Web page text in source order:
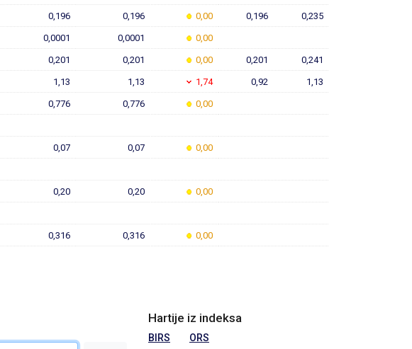
0,196 0,196 0,00 0,196 0,235
0,0001 0,0001 0,00
0,201 0,201 0,00 0,201 0,241
1,13 1,13 1,74 0,92 1,13
0,776 0,776 0,00
0,07 0,07 0,00
0,20 0,20 0,00
0,316 0,316 0,00
Hartije iz indeksa
BIRS ORS